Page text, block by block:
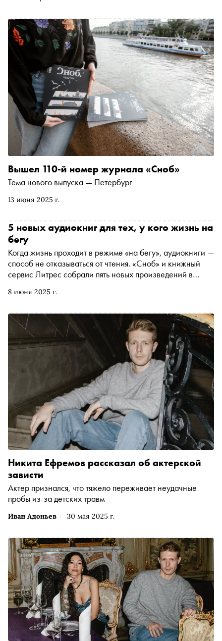
«Хрониках…» Никита Ефремов рассказал «Снобу» о
подготовке к роли, психологических травмах
императора и неотвратимости смерти
13 июня 2025 г.
Вышел 110-й номер журнала «Сноб»
Тема нового выпуска — Петербург
8 июня 2025 г.
5 новых аудиокниг для тех, у кого жизнь на
бегу
Когда жизнь проходит в режиме «на бегу», аудиокниги —
способ не отказываться от чтения. «Сноб» и книжный
сервис Литрес собрали пять новых произведений в
Иван Адоньев 30 мая 2025 г.
Никита Ефремов рассказал об актерской
зависти
Актер признался, что тяжело переживает неудачные
пробы из-за детских травм